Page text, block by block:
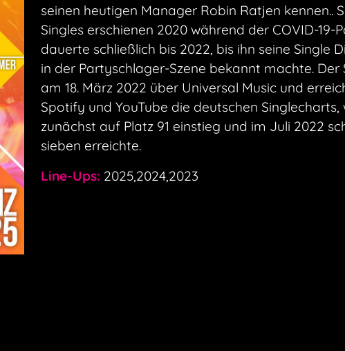
seinen heutigen Manager Robin Ratjen kennen..
Singles erschienen 2020 während der COVID-19-
dauerte schließlich bis 2022, bis ihn seine Single
in der Partyschlager-Szene bekannt machte. Der
am 18. März 2022 über Universal Music und
Spotify und YouTube die deutschen Singlecharts,
zunächst auf Platz 91 einstieg und im Juli 2022
sieben erreichte.
Line-Ups: 2025,2024,2023